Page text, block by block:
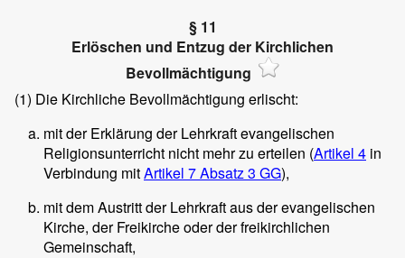
§ 11
Erlöschen und Entzug der Kirchlichen
Bevollmächtigung
(1) Die Kirchliche Bevollmächtigung erlischt:
mit der Erklärung der Lehrkraft evangelischen
Religionsunterricht nicht mehr zu erteilen (Artikel 4 in
Verbindung mitArtikel 7 Absatz 3 GG),
mit dem Austritt der Lehrkraft aus der evangelischen
Kirche, der Freikirche oder der freikirchlichen
Gemeinschaft,